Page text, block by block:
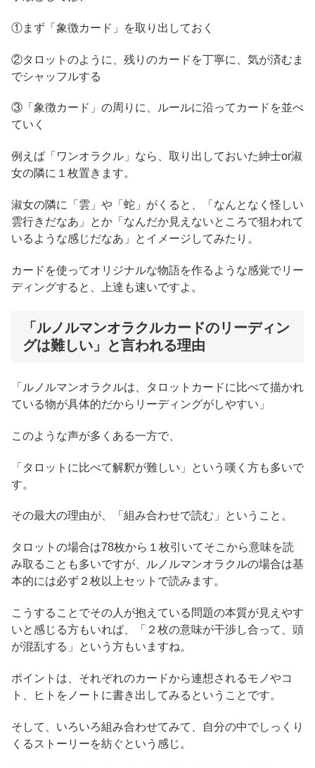
①まず「象徴カード」を取り出しておく
②タロットのように、残りのカードを丁寧に、気が済むま
でシャッフルする
③「象徴カード」の周りに、ルールに沿ってカードを並べ
ていく
例えば「ワンオラクル」なら、取り出しておいた紳士or淑
女の隣に１枚置きます。
淑女の隣に「雲」や「蛇」がくると、「なんとなく怪しい
雲行きだなあ」とか「なんだか見えないところで狙われて
いるような感じだなあ」とイメージしてみたり。
カードを使ってオリジナルな物語を作るような感覚でリー
ディングすると、上達も速いですよ。
「ルノルマンオラクルカードのリーディン
グは難しい」と言われる理由
「ルノルマンオラクルは、タロットカードに比べて描かれ
ている物が具体的だからリーディングがしやすい」
このような声が多くある一方で、
「タロットに比べて解釈が難しい」という嘆く方も多いで
す。
その最大の理由が、「組み合わせで読む」ということ。
タロットの場合は78枚から１枚引いてそこから意味を読
み取ることも多いですが、ルノルマンオラクルの場合は基
本的には必ず２枚以上セットで読みます。
こうすることでその人が抱えている問題の本質が見えやす
いと感じる方もいれば、「２枚の意味が干渉し合って、頭
が混乱する」という方もいますね。
ポイントは、それぞれのカードから連想されるモノやコ
ト、ヒトをノートに書き出してみるということです。
そして、いろいろ組み合わせてみて、自分の中でしっくり
くるストーリーを紡ぐという感じ。